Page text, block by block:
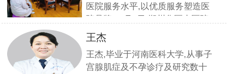
医院服务水平,以优质服务塑造医
院品牌,11月5日,郑州华医大医院
组织全员开展优质服务提升培训.
本期培训邀请到职业素养与服务设
计专家
王杰
王杰,毕业于河南医科大学,从事子
宫腺肌症及不孕诊疗及研究数十